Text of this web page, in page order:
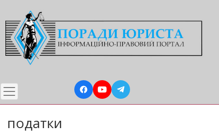
до
основного
вмісту
податки